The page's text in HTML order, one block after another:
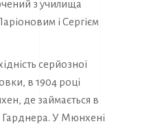
з училища
і Сергієм
серйозної
в 1904 році
де займається в
Гарднера. У Мюнхені